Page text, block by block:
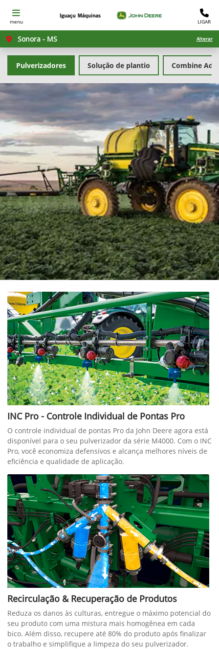
menu LIGAR
Sonora - MS Alterar
Solução de plantio
Pulverizadores Combine
INC Pro - Controle Individual de Pontas Pro
O controle individual de pontas Pro da John Deere agora está
disponível para o seu pulverizador da série M4000. Com o INC
Pro, você economiza defensivos e alcança melhores níveis de
eficiência e qualidade de aplicação.
Recirculação & Recuperação de Produtos
Reduza os danos às culturas, entregue o máximo potencial do
seu produto com uma mistura mais homogênea em cada
bico. Além disso, recupere até 80% do produto após finalizar
o trabalho e simplifique a limpeza do seu pulverizador.